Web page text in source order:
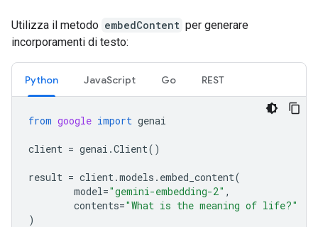
Utilizza il metodo embedContent per generare
incorporamenti di testo:
Python JavaScript Go REST
from google import genai
client = genai .Client()
result = client.models . embed_content(
model="gemini-embedding-2" ,
contents="What is the meaning of life?"
)